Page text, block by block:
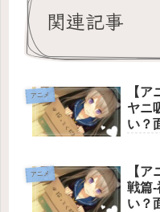
関連記事
アニメ
【
ヤニ
い？
か
切っ
あり
アニメ
【
戦篇-
い？